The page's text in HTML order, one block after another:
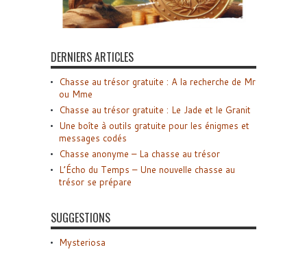
DERNIERS ARTICLES
Chasse au trésor gratuite : A la recherche de Mr
ou Mme
Chasse au trésor gratuite : Le Jade et le Granit
Une boîte à outils gratuite pour les énigmes et
messages codés
Chasse anonyme – La chasse au trésor
L’Écho du Temps – Une nouvelle chasse au
trésor se prépare
SUGGESTIONS
Mysteriosa